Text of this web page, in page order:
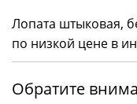
Лопата штыковая,
по низкой цене в
Обратите